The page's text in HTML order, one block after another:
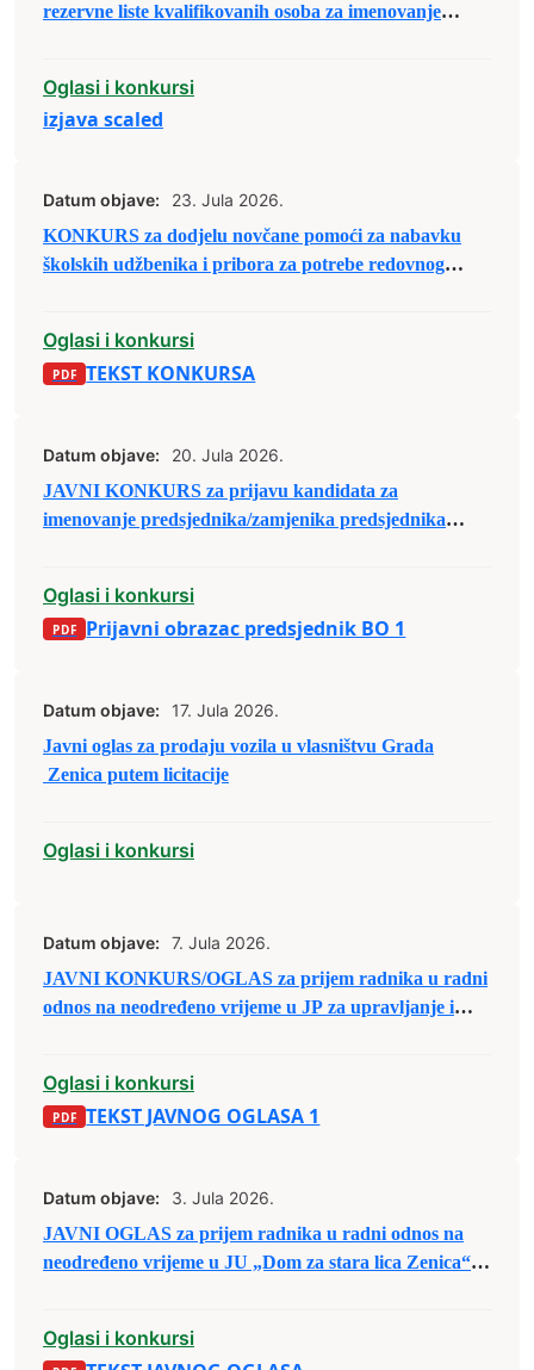
rezervne liste kvalifikovanih osoba za imenovanje
Oglasi i konkursi
izjava scaled
Datum objave:
23. Jula 2026.
KONKURS za dodjelu novčane pomoći za nabavku
školskih udžbenika i pribora za potrebe redovnog
Oglasi i konkursi
TEKST KONKURSA
Datum objave:
20. Jula 2026.
JAVNI KONKURS za prijavu kandidata za
imenovanje predsjednika/zamjenika predsjednika
Oglasi i konkursi
Prijavni obrazac predsjednik BO 1
Datum objave:
17. Jula 2026.
Javni oglas za prodaju vozila u vlasništvu Grada
Zenica putem licitacije
Oglasi i konkursi
Datum objave:
7. Jula 2026.
JAVNI KONKURS/OGLAS za prijem radnika u radni
odnos na neodređeno vrijeme u JP za upravljanje i
Oglasi i konkursi
TEKST JAVNOG OGLASA 1
Datum objave:
3. Jula 2026.
JAVNI OGLAS za prijem radnika u radni odnos na
neodređeno vrijeme u JU „Dom za stara lica Zenica“
Oglasi i konkursi